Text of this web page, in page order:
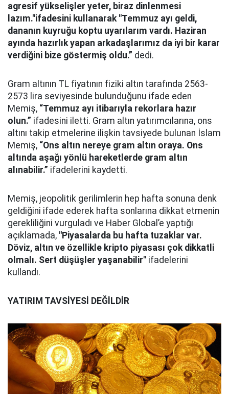
agresif yükselişler yeter, biraz dinlenmesi
lazım."ifadesini kullanarak "Temmuz ayı geldi,
dananın kuyruğu koptu uyarılarım vardı. Haziran
ayında hazırlık yapan arkadaşlarımız da iyi bir karar
verdiğini bize göstermiş oldu.” dedi.
Gram altının TL fiyatının fiziki altın tarafında 2563-
2573 lira seviyesinde bulunduğunu ifade eden
Memiş, “Temmuz ayı itibarıyla rekorlara hazır
olun.” ifadesini iletti. Gram altın yatırımcılarına, ons
altını takip etmelerine ilişkin tavsiyede bulunan İslam
Memiş, “Ons altın nereye gram altın oraya. Ons
altında aşağı yönlü hareketlerde gram altın
alınabilir.” ifadelerini kaydetti.
Memiş, jeopolitik gerilimlerin hep hafta sonuna denk
geldiğini ifade ederek hafta sonlarına dikkat etmenin
gerekliliğini vurguladı ve Haber Global’e yaptığı
açıklamada, "Piyasalarda bu hafta tuzaklar var.
Döviz, altın ve özellikle kripto piyasası çok dikkatli
olmalı. Sert düşüşler yaşanabilir" ifadelerini
kullandı.
YATIRIM TAVSİYESİ DEĞİLDİR